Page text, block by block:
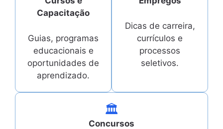
Capacitação
Guias, programas
educacionais e
oportunidades de
aprendizado.
Dicas de carreira,
currículos e
processos
seletivos.
🏛️
Concursos